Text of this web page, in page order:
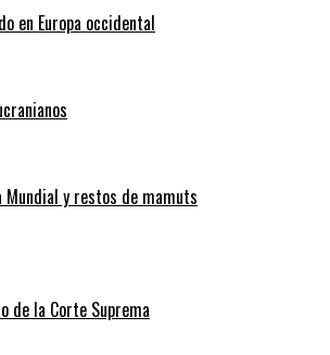
en Europa occidental
Mundial y restos de mamuts
de la Corte Suprema